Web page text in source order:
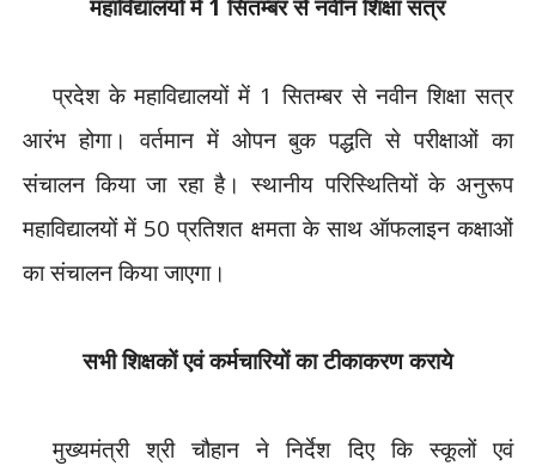
महाविद्यालयों में1सितम्बर से नवीन शिक्षा सत्र
प्रदेश के महाविद्यालयों में 1सितम्बर से नवीन शिक्षा सत्र
आरंभ होगा। वर्तमान में ओपन बुक पद्धति से परीक्षाओं का
संचालन किया जा रहा है। स्थानीय परिस्थितियों के अनुरूप
महाविद्यालयों में 50प्रतिशत क्षमता के साथ ऑफलाइन कक्षाओं
का संचालन किया जाएगा।
सभी शिक्षकों एवं कर्मचारियों का टीकाकरण कराये
मुख्यमंत्री श्री चौहान ने निर्देश दिए कि स्कूलों एवं